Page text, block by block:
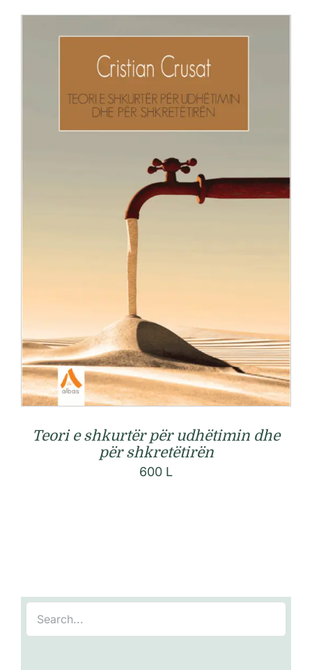
Teori e shkurtër për udhëtimin dhe
për shkretëtirën
600 L